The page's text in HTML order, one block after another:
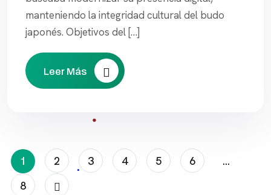
manteniendo la integridad cultural del budo
japonés. Objetivos del […]
Leer Más
Paginación
De
1 2 3 4 5 6
…
8